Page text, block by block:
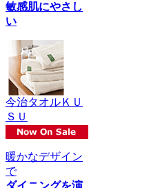
敏感肌にやさし
い
今治タオルＫＵ
ＳＵ
暖かなデザイン
で
ダイニングを演